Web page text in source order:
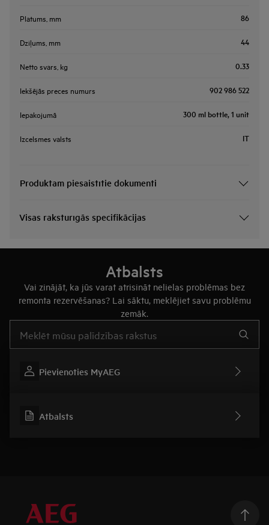
Platums, mm 86
Dziļums, mm 44
Netto svars, kg 0.33
Iekšējās preces numurs 902 986 522
Iepakojumā 300 ml bottle, 1 unit
Izcelsmes valsts IT
Produktam piesaistītie dokumenti
Visas raksturīgās specifikācijas
Atbalsts
Vai zinājāt, ka jūs varat atrisināt nelielas problēmas bez
remonta rezervēšanas? Lai sāktu, meklējiet savu problēmu
zemāk.
Pievienoties MyAEG
Atbalsts